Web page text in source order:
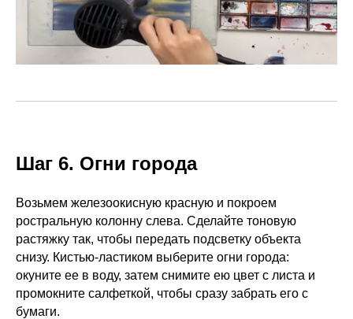
Шаг 6. Огни города
Возьмем железоокисную красную и покроем
ростральную колонну слева. Сделайте тоновую
растяжку так, чтобы передать подсветку объекта
снизу. Кистью-ластиком выберите огни города:
окуните ее в воду, затем снимите ею цвет с листа и
промокните салфеткой, чтобы сразу забрать его с
бумаги.